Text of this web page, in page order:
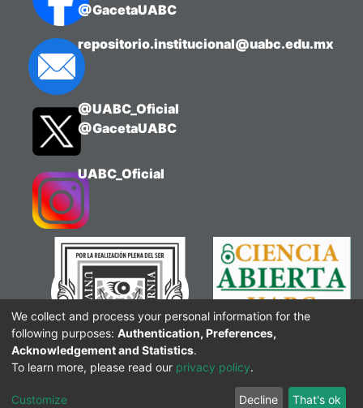
@GacetaUABC
repositorio.institucional@uabc.edu.mx
@UABC_Oficial
@GacetaUABC
UABC_Oficial
We collect and process your personal information for the
following purposes: Authentication, Preferences,
Acknowledgement and Statistics.
To learn more, please read our privacy policy.
Customize Decline That's ok